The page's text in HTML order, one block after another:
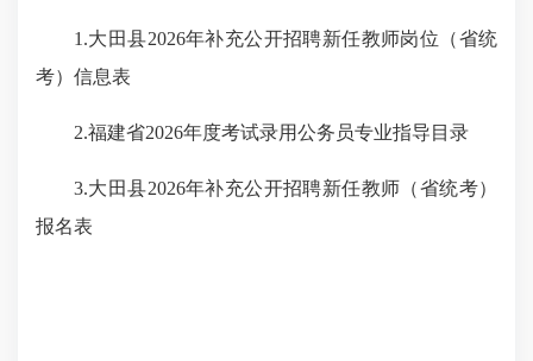
1.大田县2026年补充公开招聘新任教师岗位（省统
考） 信息表
2.福建省2026年度考试录用公务员专业指导目录
3.大田县2026年补充公开招聘新任教师（省统考）
报名表